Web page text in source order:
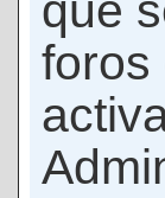
foros